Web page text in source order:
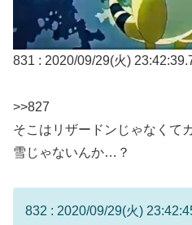
831 : 2020/09/29(火)
>>827
そこはリザードンじゃなくて
雪じゃないんか…？
832 : 2020/09/29(火)